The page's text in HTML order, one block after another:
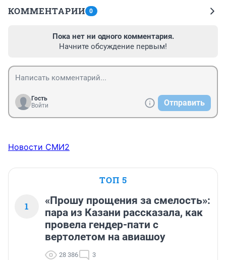
КОММЕНТАРИИ 0
Пока нет ни одного комментария.
Начните обсуждение первым!
Гость
Войти
Отправить
Новости СМИ2
ТОП 5
1
«Прошу прощения за смелость»:
пара из Казани рассказала, как
провела гендер-пати с
вертолетом на авиашоу
28 386 3